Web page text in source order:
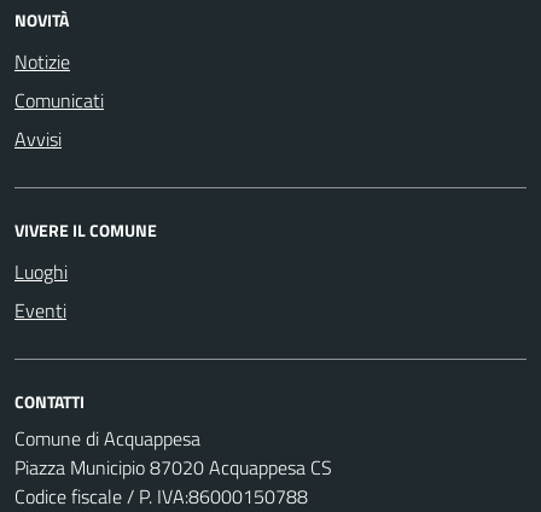
NOVITÀ
Notizie
Comunicati
Avvisi
VIVERE IL COMUNE
Luoghi
Eventi
CONTATTI
Comune di Acquappesa
Piazza Municipio 87020 Acquappesa CS
Codice fiscale / P. IVA:86000150788